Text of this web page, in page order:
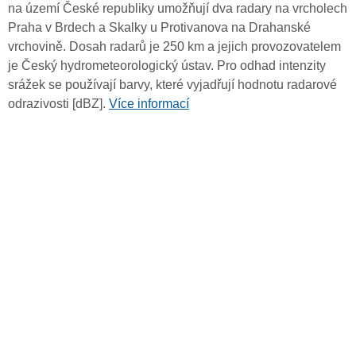
na území České republiky umožňují dva radary na vrcholech
Praha v Brdech a Skalky u Protivanova na Drahanské
vrchovině. Dosah radarů je 250 km a jejich provozovatelem
je Český hydrometeorologický ústav. Pro odhad intenzity
srážek se používají barvy, které vyjadřují hodnotu radarové
odrazivosti [dBZ]. Více informací